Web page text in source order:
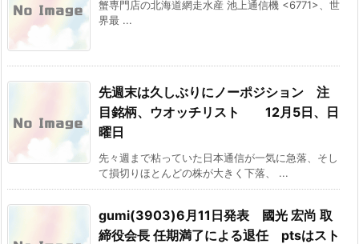
蟹専門店の北海道網走水産 池上通信機 <6771>、世
界最 ...
先週末は久しぶりにノーポジション 注
目銘柄、ウオッチリスト 12月5日、日
曜日
先々週まで粘っていた日本通信が一気に急落、そし
て損切りほとんどの株が大きく下落、 ...
gumi(3903)6月11日発表 國光 宏尚 取
締役会長 任期満了による退任 ptsはスト